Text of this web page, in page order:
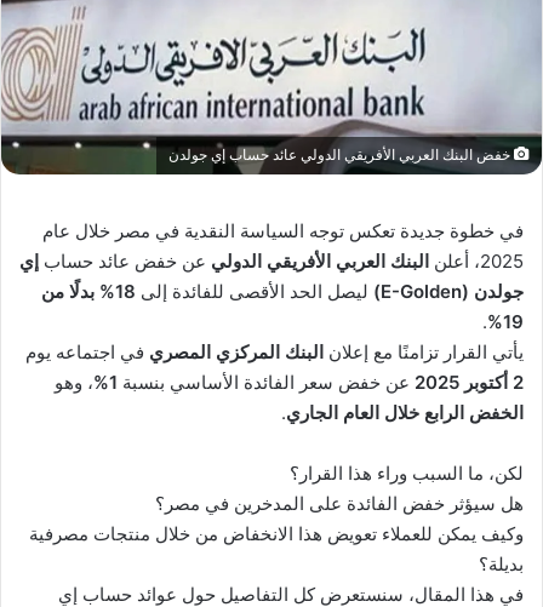
خفض البنك العربي الأفريقي الدولي عائد حساب إي جولدن
في خطوة جديدة تعكس توجه السياسة النقدية في مصر خلال عام
2025، أعلن
البنك العربي الأفريقي الدولي عن خفض عائد حساب إي
جولدن (E-Golden)
ليصل الحد الأقصى للفائدة إلى
18% بدلًا من
19%
.
يأتي القرار تزامنًا مع إعلان البنك المركزي المصري في اجتماعه يوم
2 أكتوبر 2025
عن خفض سعر الفائدة الأساسي بنسبة 1%
، وهو
الخفض الرابع خلال العام الجاري.
لكن، ما السبب وراء هذا القرار؟
هل سيؤثر خفض الفائدة على المدخرين في مصر؟
وكيف يمكن للعملاء تعويض هذا الانخفاض من خلال منتجات مصرفية
بديلة؟
في هذا المقال، سنستعرض كل التفاصيل حول عوائد حساب إي